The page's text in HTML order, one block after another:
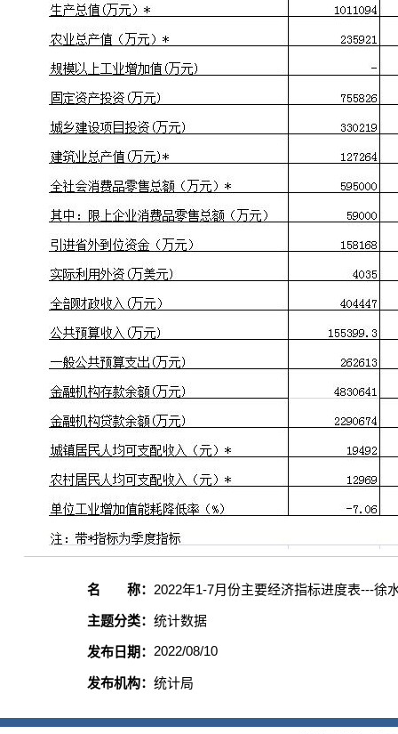
名 称： 2022年1-7月份主要经济指标进度表---徐
主题分类： 统计数据
发布日期： 2022/08/10
发布机构： 统计局